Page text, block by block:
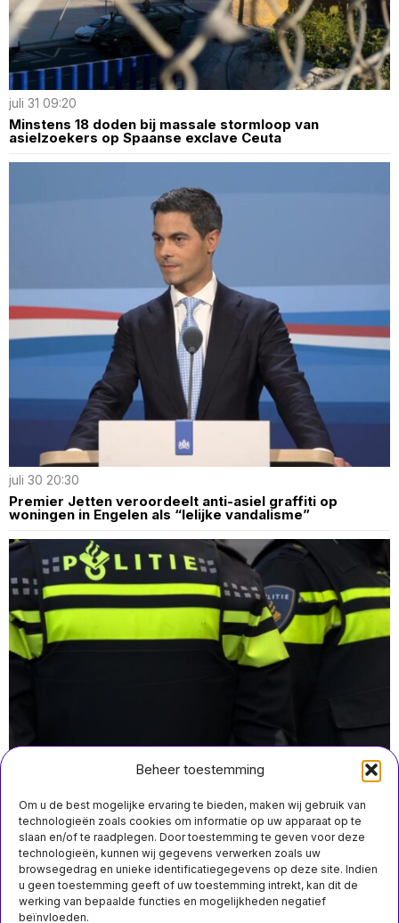
Beheer toestemming
Om u de best mogelijke ervaring te bieden, maken wij gebruik van
technologieën zoals cookies om informatie op uw apparaat op te
slaan en/of te raadplegen. Door toestemming te geven voor deze
technologieën, kunnen wij gegevens verwerken zoals uw
browsegedrag en unieke identificatiegegevens op deze site. Indien
u geen toestemming geeft of uw toestemming intrekt, kan dit de
werking van bepaalde functies en mogelijkheden negatief
beïnvloeden.
juli 31 09:20
Minstens 18 doden bij massale stormloop van
asielzoekers op Spaanse exclave Ceuta
juli 30 20:30
Premier Jetten veroordeelt anti-asiel graffiti op
woningen in Engelen als “lelijke vandalisme”
juli 28 11:30
Onrust in dorpen van Noord-Brabant na aanval van anti-
asiel demonstranten op woningen